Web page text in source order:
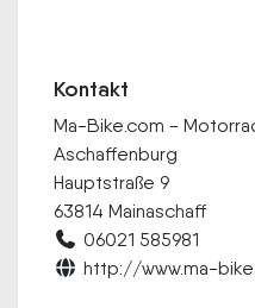
Kontakt
Ma-Bike.com -
Aschaffenburg
Hauptstraße 9
63814 Mainaschaff
06021 585981
http://www.ma-